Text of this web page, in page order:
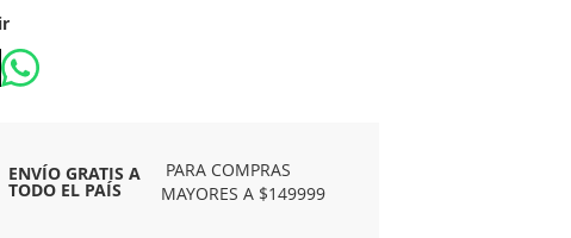
ENVÍO GRATIS A
TODO EL PAÍS
PARA COMPRAS
MAYORES A $149999